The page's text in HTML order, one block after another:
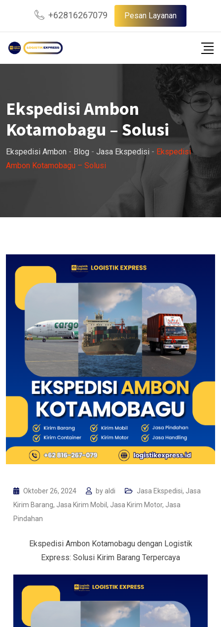
content
+62816267079 Pesan Layanan
Ekspedisi Ambon
Kotamobagu – Solusi
Ekspedisi Ambon - Blog - Jasa Ekspedisi - Ekspedisi
Ambon Kotamobagu – Solusi
Oktober 26, 2024 by aldi Jasa Ekspedisi, Jasa
Kirim Barang, Jasa Kirim Mobil , Jasa Kirim Motor, Jasa
Pindahan
Ekspedisi Ambon Kotamobagu dengan Logistik
Express: Solusi Kirim Barang Terpercaya